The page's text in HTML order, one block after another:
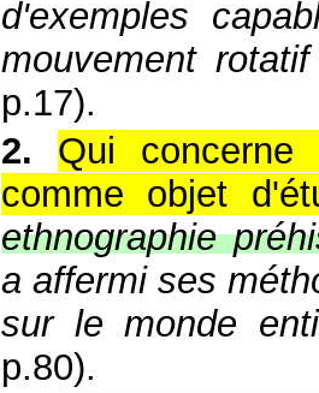
d'exemples
mouvement rotatif
p.17).
2.
Qui
comme objet
ethnographie
a affermi ses
sur le monde
p.80).